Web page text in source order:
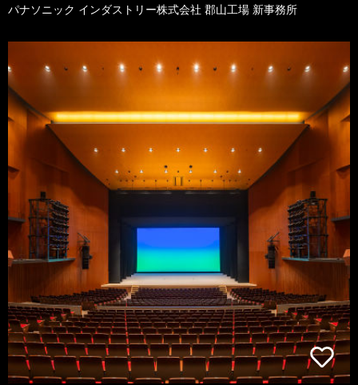
パナソニック インダストリー株式会社 郡山工場 新事務所